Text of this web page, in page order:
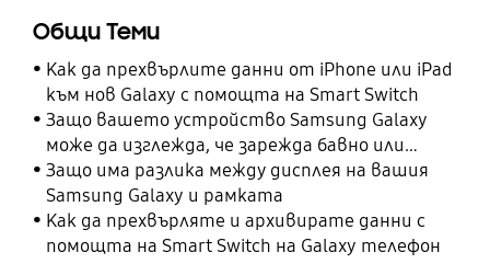
Общи Теми
Как да прехвърлите данни от iPhone или iPad
към нов Galaxy с помощта на Smart Switch
Защо вашето устройство Samsung Galaxy
може да изглежда, че зарежда бавно или
изобщо не зарежда
Защо има разлика между дисплея на вашия
Samsung Galaxy и рамката
Как да прехвърляте и архивирате данни с
помощта на Smart Switch на Galaxy телефон